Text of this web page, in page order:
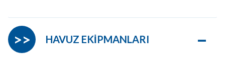
HAVUZ EKİPMANLARI –
>>